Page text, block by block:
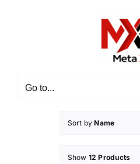
Go to...
Sort byName
Show 12 Products